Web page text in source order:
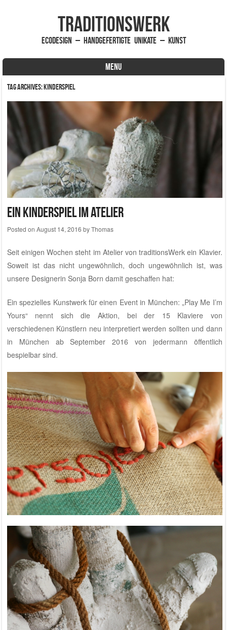
traditionsWerk
EcoDesign – handgefertigte Unikate – Kunst
MENU
Skip to content
Tag Archives:Kinderspiel
Ein Kinderspiel im Atelier
Posted on August 14, 2016 byThomas
Seit einigen Wochen steht im Atelier von traditionsWerk ein Klavier.
Soweit ist das nicht ungewöhnlich, doch ungewöhnlich ist, was
unsere Designerin Sonja Born damit geschaffen hat:
Ein spezielles Kunstwerk für einen Event in München: „Play Me I’m
Yours“ nennt sich die Aktion, bei der 15 Klaviere von
verschiedenen Künstlern neu interpretiert werden sollten und dann
in München ab September 2016 von jedermann öffentlich
bespielbar sind.